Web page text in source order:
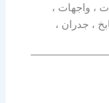
، واجهات ،
، جدران ،